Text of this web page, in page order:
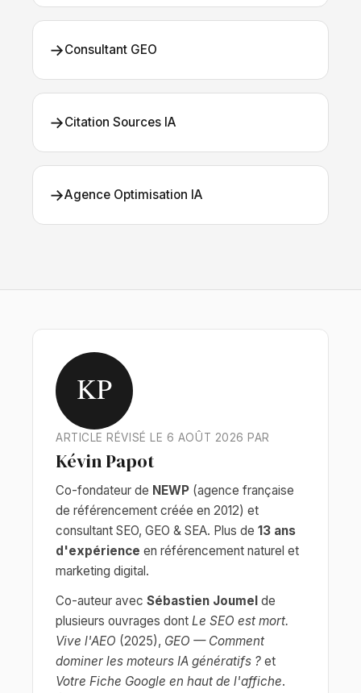
→Consultant GEO
→Citation Sources IA
→Agence Optimisation IA
KP
ARTICLE RÉVISÉ LE 6 AOÛT 2026 PAR
Kévin Papot
Co-fondateur de NEWP (agence française
de référencement créée en 2012) et
consultant SEO, GEO & SEA. Plus de 13 ans
d'expérience en référencement naturel et
marketing digital.
Co-auteur avec Sébastien Joumel de
plusieurs ouvrages dont Le SEO est mort.
Vive l'AEO (2025), GEO — Comment
dominer les moteurs IA génératifs ? et
Votre Fiche Google en haut de l'affiche.